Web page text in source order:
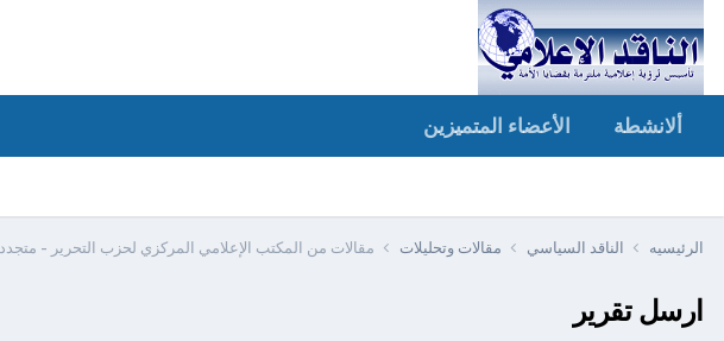
ألانشطة الأعضاء المتميزين
الرئيسيه الناقد السياسي مقالات وتحليلات مقالات من المكتب الإعلامي المركزي لحزب التحرير - متجدد
ارسل تقرير